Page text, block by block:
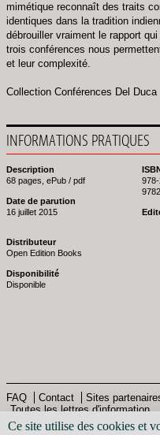
Ce site utilise des cookies et
mimétique reconnaît des traits
identiques dans la tradition
débrouiller vraiment le rapport
trois conférences nous
et leur complexité.
Collection Conférences Del Duca
INFORMATIONS PRATIQUES
Description
68 pages, ePub / pdf
Date de parution
16 juillet 2015
Distributeur
Open Edition Books
Disponibilité
Disponible
Pied
de
FAQ Contact Sites
Toutes les lettres d'information
© Bibliothèque nationale de